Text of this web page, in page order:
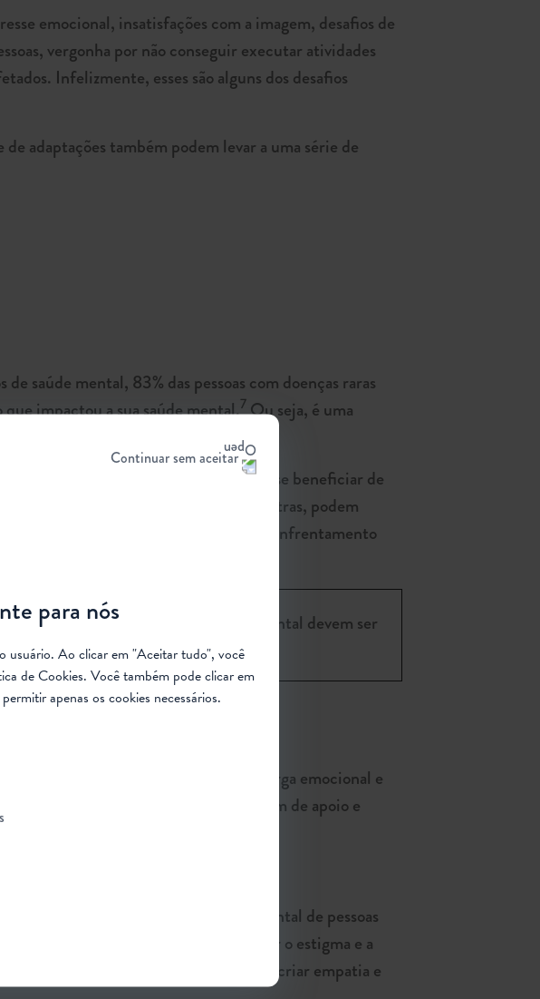
para nós
usuário. Ao clicar em "Aceitar tudo", você
de Cookies. Você também pode clicar em
apenas os cookies necessários.
Continuar sem aceitar
emocional, insatisfações com a imagem, desafios de
vergonha por não conseguir executar atividades
Infelizmente, esses são alguns dos desafios
adaptações também podem levar a uma série de
saúde mental, 83% das pessoas com doenças raras
impactou a sua saúde mental.7Ou seja, é uma
de vida. Quem tem AME pode se beneficiar de
mental, como psicólogos ou psiquiatras, podem
e desenvolverem estratégias de enfrentamento
Portanto, os cuidados de saúde mental devem ser
de cada indivíduo.
e familiares – uma vez que a carga emocional e
e os cuidadores também precisam de apoio e
na promoção da saúde mental de pessoas
essas pessoas pode ajudar a reduzir o estigma e a
informações precisas podem ajudar a criar empatia e